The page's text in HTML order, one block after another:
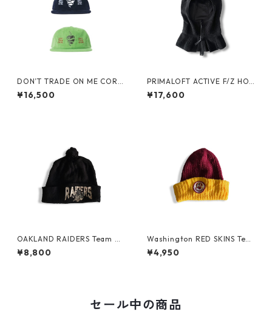
DON’T TRADE ON ME CORD
S CAP by Little Yarmouth
¥16,500
PRIMALOFT ACTIVE F/Z HO
OD -PRODUCT TWELVE-
¥17,600
OAKLAND RAIDERS Team Be
anie
¥8,800
Washington RED SKINS Tea
m Beanie
¥4,950
セール中の商品